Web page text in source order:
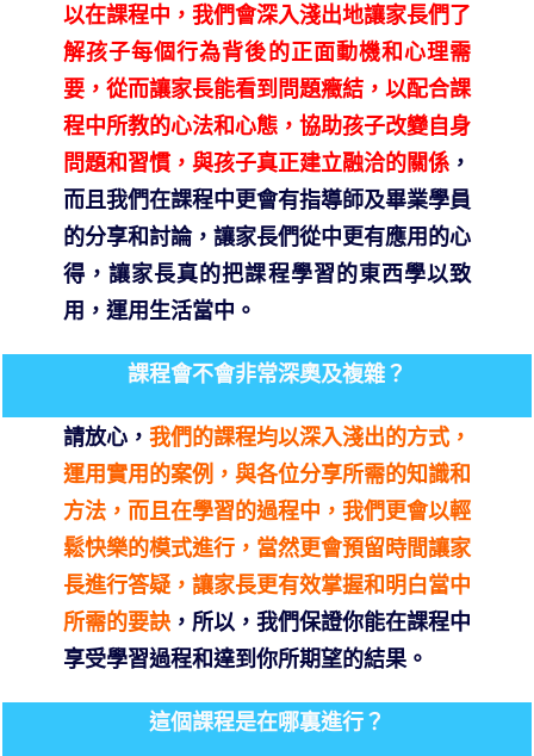
以在課程中，我們會深入淺出地讓家長們了
解孩子每個行為背後的正面動機和心理需
要，從而讓家長能看到問題癥結，以配合課
程中所教的心法和心態，協助孩子改變自身
問題和習慣，與孩子真正建立融洽的關係 ，
而且我們在課程中更會有指導師及畢業學員
的分享和討論，讓家長們從中更有應用的心
得，讓家長真的把課程學習的東西學以致
用，運用生活當中。
課程會不會非常深奧及複雜？
請放心， 我們的課程均以深入淺出的方式，
運用實用的案例，與各位分享所需的知識和
方法，而且在學習的過程中，我們更會以輕
鬆快樂的模式進行，當然更會預留時間讓家
長進行答疑，讓家長更有效掌握和明白當中
所需的要訣 ，所以，我們保證你能在課程中
享受學習過程和達到你所期望的結果。
這個課程是在哪裏進行？